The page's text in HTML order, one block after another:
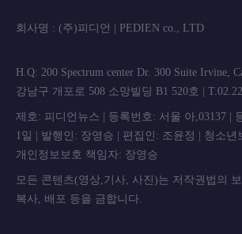
회사명 : (주)피디언 |
H.Q: 200 Spectrum center Dr. 300 Suite Irvine,
강남구 개포로 508 소망빌딩 B1 520호 |
제호: 피디언뉴스 | 등록번호: 서울 아,03137 |
1일 | 발행인: 장영승 | 편집인: 조윤정 | 청소년
개인정보보호 책임자: 장영승
모든 콘텐츠(영상,기사, 사진)는 저작권법의
복사, 배포 등을